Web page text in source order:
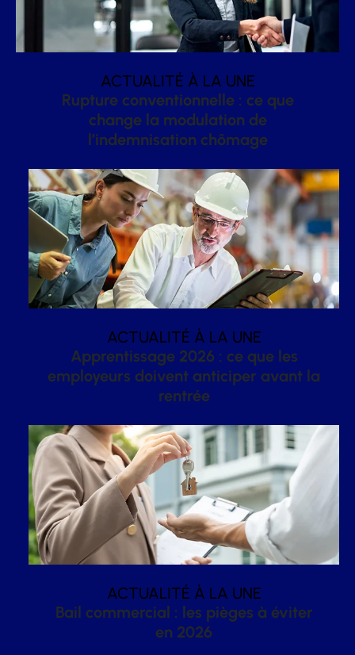
ACTUALITÉ À LA UNE
Rupture conventionnelle : ce que
change la modulation de
l’indemnisation chômage
ACTUALITÉ À LA UNE
Apprentissage 2026 : ce que les
employeurs doivent anticiper avant la
rentrée
ACTUALITÉ À LA UNE
Bail commercial : les pièges à éviter
en 2026